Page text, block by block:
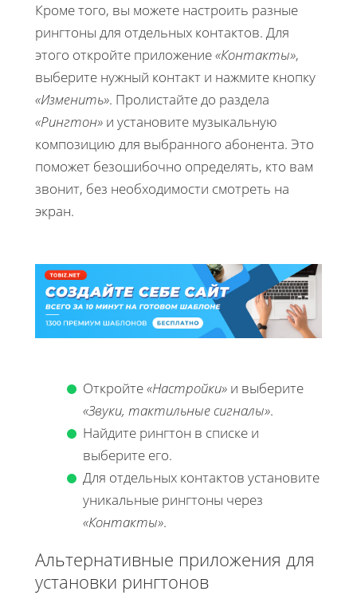
Кроме того, вы можете настроить разные
рингтоны для отдельных контактов. Для
этого откройте приложение«Контакты»,
выберите нужный контакт и нажмите кнопку
«Изменить». Пролистайте до раздела
«Рингтон» и установите музыкальную
композицию для выбранного абонента. Это
поможет безошибочно определять, кто вам
звонит, без необходимости смотреть на
экран.
Откройте«Настройки» и выберите
«Звуки, тактильные сигналы».
Найдите рингтон в списке и
выберите его.
Для отдельных контактов установите
уникальные рингтоны через
«Контакты».
Альтернативные приложения для
установки рингтонов